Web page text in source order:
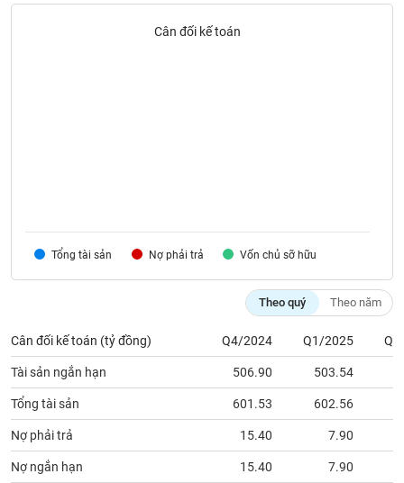
Cân đối kế toán
Tổng tài sản Nợ phải trả Vốn chủ sỡ hữu
Theo quý Theo năm
Cân đối kế toán (tỷ đồng) Q4/2024 Q1/2025
Tài sản ngắn hạn 506.90 503.54
Tổng tài sản 601.53 602.56
Nợ phải trả 15.40 7.90
Nợ ngắn hạn 15.40 7.90
Tất cả Người nội bộ Người liên quan Cổ đông lớn
(-)
Bài
viết
của
tác
giả
(-)